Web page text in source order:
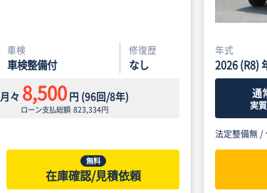
車検
車検整備付
修復歴
なし
月々 8,500円 (96回/8年)
ローン支払総額 823,334円
無料
在庫確認/見積依頼
年式
2026 (R8)
通
実
法定整備無 /